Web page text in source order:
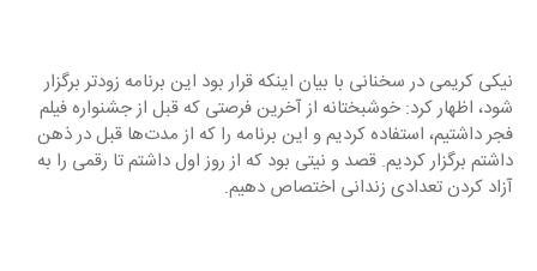
نیکی کریمی در سخنانی با بیان اینکه قرار بود این برنامه زودتر برگزار
شود، اظهار کرد: خوشبختانه از آخرین فرصتی که قبل از جشنواره فیلم
فجر داشتیم، استفاده کردیم و این برنامه را که از مدت‌ها قبل در ذهن
داشتم برگزار کردیم. قصد و نیتی بود که از روز اول داشتم تا رقمی را به
آزاد کردن تعدادی زندانی اختصاص دهیم.